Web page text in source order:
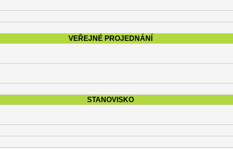
VEŘEJNÉ PROJEDNÁNÍ
STANOVISKO